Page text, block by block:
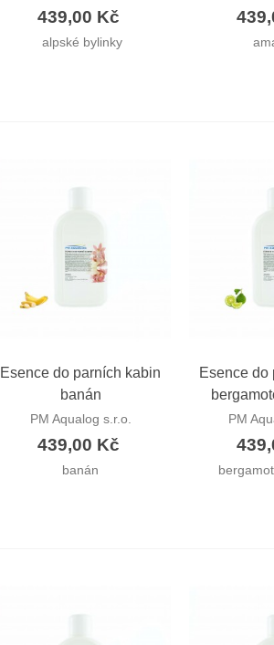
439,00 Kč
alpské bylinky
Rychlý náhled
Esence do parních kabin
banán
PM Aqualog s.r.o.
439,00 Kč
banán
Rychlý
Esence do
PM